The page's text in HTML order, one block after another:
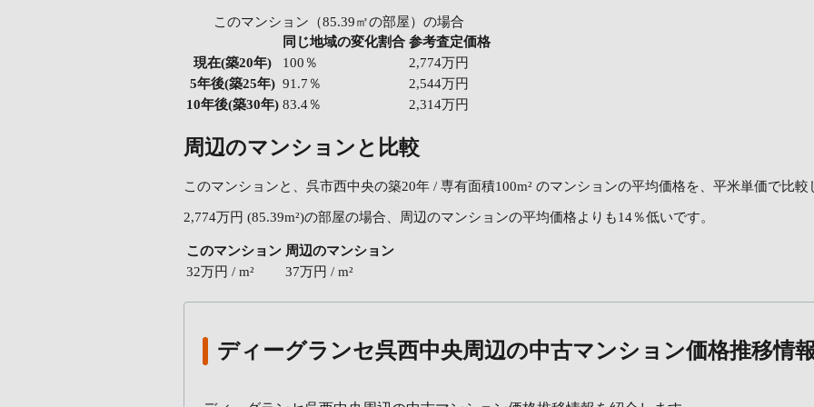
このマンション（85.39㎡の部屋）の場合
同じ地域の変化割合 参考査定価格
現在(築20年) 100％
2,774万円
5年後(築25年) 91.7％
2,544万円
10年後(築30年) 83.4％ 2,314万円
周辺のマンションと比較
このマンションと、呉市西中央の築20年 / 専有面積100m² のマンションの平均価格を、平米単価で比較
2,774万円 (85.39m²)の部屋の場合、周辺のマンションの平均価格よりも14％低いです。
このマンション 周辺のマンション
32万円 / m²
37万円 / m²
ディーグランセ呉西中央周辺の中古マンション価格推移情